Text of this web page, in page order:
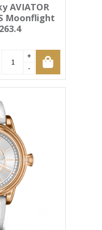
AVIATOR
Moonflight
+
-